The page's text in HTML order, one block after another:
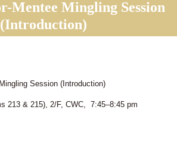
Mentee Mingling Session
(Introduction)
Session (Introduction)
213 & 215), 2/F, CWC, 7:45–8:45 pm